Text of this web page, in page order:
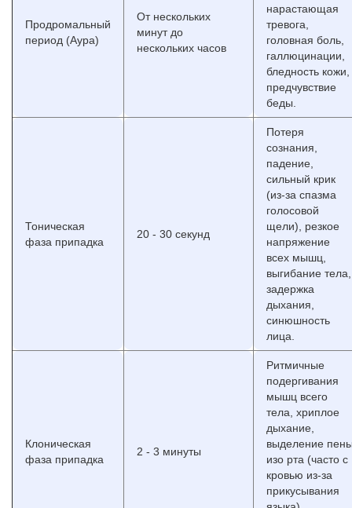
Продромальный
период (Аура)
От нескольких
минут до
нескольких часов
нарастающая
тревога,
головная боль,
галлюцинации,
бледность кожи,
предчувствие
беды.
Тоническая
фаза припадка
20 - 30 секунд
Потеря
сознания,
падение,
сильный крик
(из-за спазма
голосовой
щели), резкое
напряжение
всех мышц,
выгибание тела,
задержка
дыхания,
синюшность
лица.
Клоническая
фаза припадка
2 - 3 минуты
Ритмичные
подергивания
мышц всего
тела, хриплое
дыхание,
выделение
изо рта (часто с
кровью из-за
прикусывания